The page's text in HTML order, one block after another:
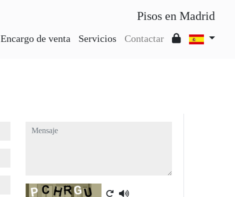
Pisos en Madrid
Encargo de venta Servicios Contactar
Mensaje
Captcha